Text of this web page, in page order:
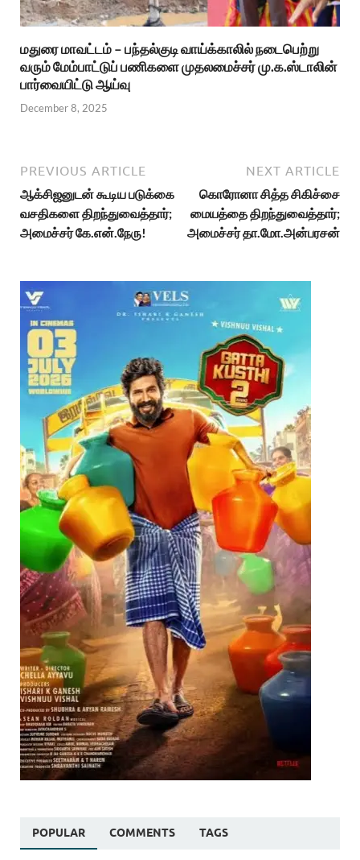
மதுரை மாவட்டம் – பந்தல்குடி வாய்க்காலில் நடைபெற்று
வரும் மேம்பாட்டுப் பணிகளை முதலமைச்சர் மு.க.ஸ்டாலின்
பார்வையிட்டு ஆய்வு
December 8, 2025
PREVIOUS ARTICLE
ஆக்சிஜனுடன் கூடிய படுக்கை
வசதிகளை திறந்துவைத்தார்;
அமைச்சர் கே.என்.நேரு!
NEXT ARTICLE
கொரோனா சித்த சிகிச்சை
மையத்தை திறந்துவைத்தார்;
அமைச்சர் தா.மோ.அன்பரசன்
POPULAR COMMENTS TAGS